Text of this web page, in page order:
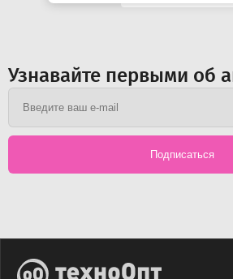
Узнавайте первыми об
Подписаться